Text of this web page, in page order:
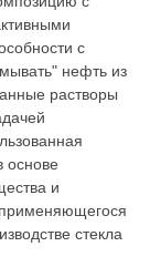
с
нефть из
растворы
основе
и
стекла